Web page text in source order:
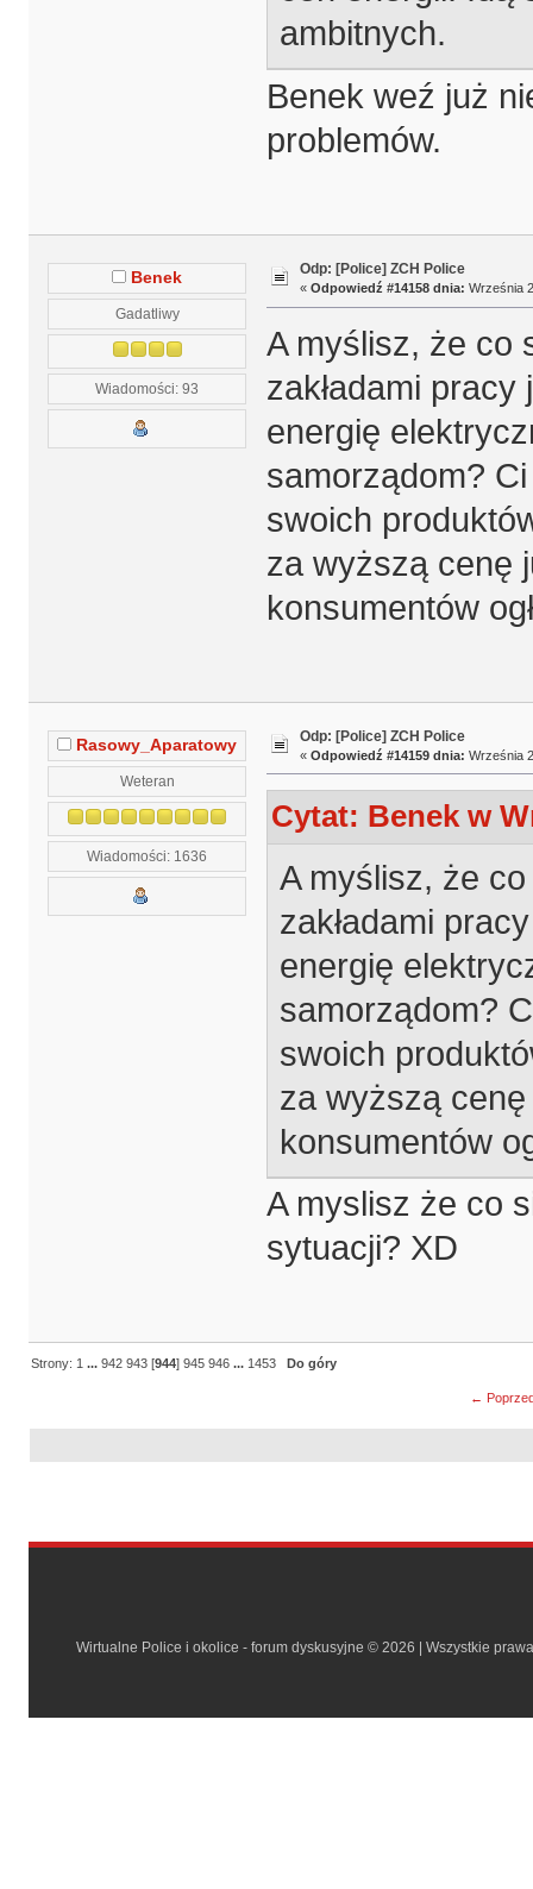
ambitnych.
Benek weź już
problemów.
Benek
Gadatliwy
Wiadomości: 93
Odp: [Police] ZCH Police
« Odpowiedź #14158 dnia: Września
A myślisz, że co
zakładami
energię
samorządom?
swoich
za wyższą cenę
konsumentów
Rasowy_Aparatowy
Weteran
Wiadomości: 1636
Odp: [Police] ZCH Police
« Odpowiedź #14159 dnia: Września
Cytat: Benek w
A myślisz, że
zakładami
energię
samorządom?
swoich
za wyższą
konsumentów
A myslisz że co
sytuacji? XD
Strony: 1 ...942 943 [944]945 946 ... 1453 Do góry
←
Wirtualne Police i okolice - forum dyskusyjne © 2026 | Wszystkie